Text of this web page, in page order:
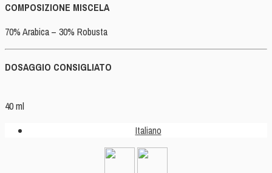
COMPOSIZIONE MISCELA
70% Arabica – 30% Robusta
DOSAGGIO CONSIGLIATO
40 ml
Italiano